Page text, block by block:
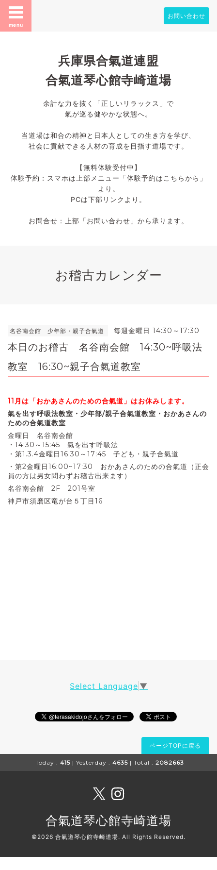
menu
お問い合わせ
兵庫県合氣道連盟
合氣道琴心館寺崎道場
余計な力を抜く「正しいリラックス」で
氣が巡る健やかな状態へ。
当道場は和合の精神と日本人としての生き方を学び、
社会に貢献できる人材の育成を目指す道場です。
【無料体験受付中】
体験予約：スマホは上部メニュー「体験予約はこちらから」
より。
PCは下部リンクより。
お問合せ：上部「お問い合わせ」から承ります。
お稽古カレンダー
名谷南会館 少年部・親子合氣道 毎週金曜日 14:30～17:30
本日のお稽古 名谷南会館 14:30~呼吸法
教室 16:30~親子合氣道教室
11月は「おかあさんのための合氣道」はお休みします。
氣を出す呼吸法教室・少年部/親子合氣道教室・おかあさんの
ための合氣道教室
金曜日 名谷南会館
・14:30～15:45 氣を出す呼吸法
・第1.3.4金曜日16:30～17:45 子ども・親子合氣道
・第2金曜日16:00~17:30 おかあさんのための合氣道（正会
員の方は男女問わずお稽古出来ます）
名谷南会館 2F 201号室
神戸市須磨区竜が台５丁目16
Select Language ▼
ページTOPに戻る
Today : 415 | Yesterday : 4635 | Total : 2082663
合氣道琴心館寺崎道場
©2026 合氣道琴心館寺崎道場. All Rights Reserved.